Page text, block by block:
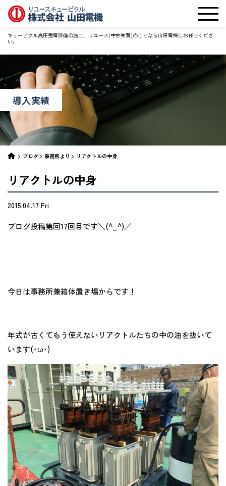
キュービクル高圧受電設備の施工、リユース(中古売買)のことなら山田電機にお任せくださ
い。
導入実績
ブログ 事務所より リアクトルの中身
リアクトルの中身
2015.04.17 Fri
ブログ投稿第回17回目です＼(^_^)／
今日は事務所兼箱体置き場からです！
年式が古くてもう使えないリアクトルたちの中の油を抜いて
います(･ω･)